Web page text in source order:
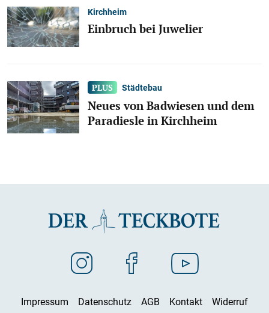
Kirchheim
Einbruch bei Juwelier
Städtebau
Neues von Badwiesen und dem
Paradiesle in Kirchheim
Impressum Datenschutz AGB Kontakt
Widerruf